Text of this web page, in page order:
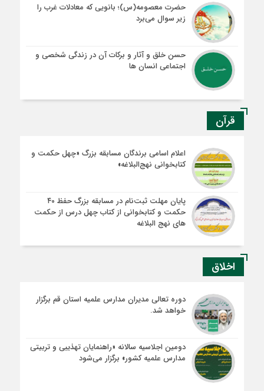
حضرت معصومه(س)؛ بانویی که معادلات غرب را
زیر سوال می‌برد
حسن خلق و آثار و برکات آن در زندگی شخصی و
اجتماعی انسان ها
قرآن
اعلام اسامی برندگان مسابقه بزرگ «چهل حکمت و
کتابخوانی نهج‌البلاغه»
پایان مهلت ثبت‌نام در مسابقه بزرگ حفظ ۴۰
حکمت و کتابخوانی از کتاب چهل درس از حکمت
های نهج البلاغه
اخلاق
دوره تعالی مدیران مدارس علمیه استان قم برگزار
خواهد شد.
دومین اجلاسیه سالانه «راهنمایان تهذیبی و تربیتی
مدارس علمیه کشور» برگزار می‌شود